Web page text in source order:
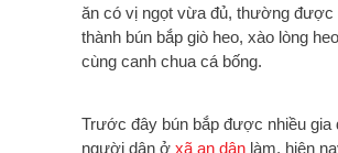
ăn có vị ngọt vừa đủ, thường được
thành bún bắp giò heo, xào lòng
cùng canh chua cá bống.
Trước đây bún bắp được nhiều gia
người dân ở xã an dân làm, hiện